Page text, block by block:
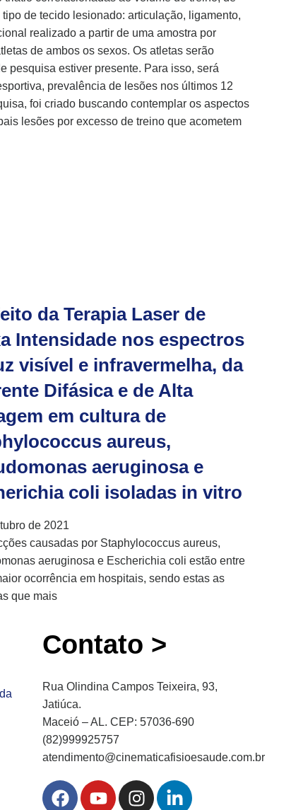
de tecido lesionado: articulação, ligamento,
realizado a partir de uma amostra por
de ambos os sexos. Os atletas serão
pesquisa estiver presente. Para isso, será
prevalência de lesões nos últimos 12
foi criado buscando contemplar os aspectos
lesões por excesso de treino que acometem
da Terapia Laser de
Intensidade nos espectros
visível e infravermelha, da
Difásica e de Alta
em cultura de
aureus,
aeruginosa e
coli isoladas in vitro
de 2021
causadas por Staphylococcus aureus,
aeruginosa e Escherichia coli estão entre
ocorrência em hospitais, sendo estas as
que mais
Contato >
Rua Olindina Campos Teixeira, 93,
Jatiúca.
Maceió – AL. CEP: 57036-690
(82)999925757
atendimento@cinematicafisioesaude.com.br